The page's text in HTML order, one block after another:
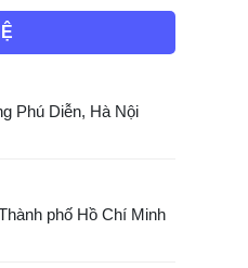
Phú Diễn, Hà Nội
phố Hồ Chí Minh